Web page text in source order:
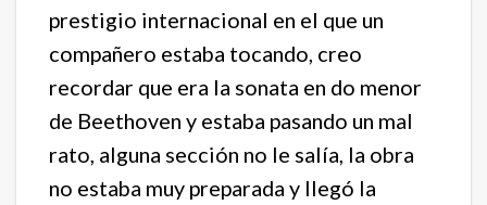
prestigio internacional en el que un
compañero estaba tocando, creo
recordar que era la sonata en do menor
de Beethoven y estaba pasando un mal
rato, alguna sección no le salía, la obra
no estaba muy preparada y llegó la